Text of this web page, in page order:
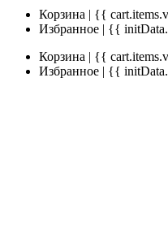
Корзина | {{
Избранное | {{
Корзина | {{
Избранное | {{